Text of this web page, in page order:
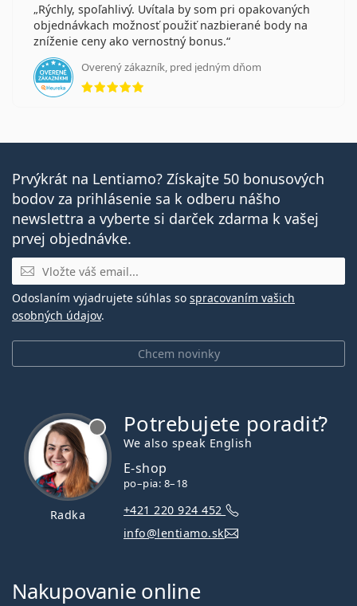
Rýchly, spoľahlivý. Uvítala by som pri opakovaných
objednávkach možnosť použiť nazbierané body na
zníženie ceny ako vernostný bonus.
Overený zákazník, pred jedným dňom
hodnotenie 5 z 5
Prvýkrát na Lentiamo? Získajte 50 bonusových
bodov za prihlásenie sa k odberu nášho
newslettra a vyberte si darček zdarma k vašej
prvej objednávke.
E-mail
Chcem novinky
Odoslaním vyjadrujete súhlas so spracovaním vašich
osobných údajov.
Radka
Potrebujete poradiť?
We also speak English
E-shop
po–pia: 8–18
+421 220 924 452
info@lentiamo.sk
Nakupovanie online